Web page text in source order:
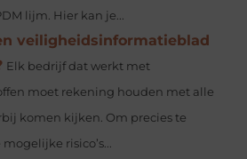
lijm. Hier kan je...
veiligheidsinformatieblad
Elk bedrijf dat werkt met
moet rekening houden met alle
komen kijken. Om precies te
risico’s...